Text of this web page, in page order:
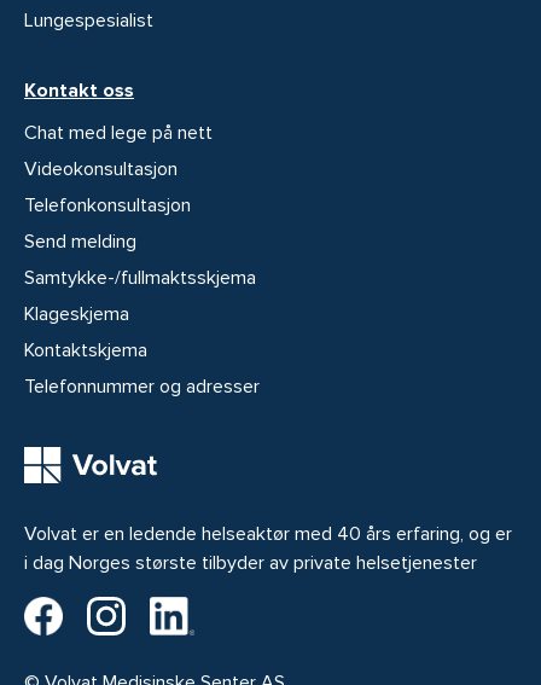
Volvat er en ledende helseaktør med 40 års erfaring, og er
i dag Norges største tilbyder av private helsetjenester
Volvat på Facebook
Volvat på Instagram
Lungespesialist
Kontakt oss
Chat med lege på nett
Videokonsultasjon
Telefonkonsultasjon
Send melding
Samtykke-/fullmaktsskjema
Klageskjema
Kontaktskjema
Telefonnummer og adresser